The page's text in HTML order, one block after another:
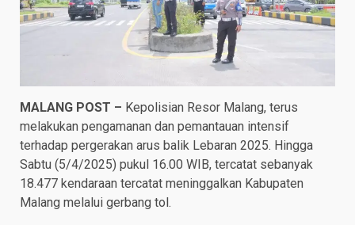
MALANG POST – Kepolisian Resor Malang, terus
melakukan pengamanan dan pemantauan intensif
terhadap pergerakan arus balik Lebaran 2025. Hingga
Sabtu (5/4/2025) pukul 16.00 WIB, tercatat sebanyak
18.477 kendaraan tercatat meninggalkan Kabupaten
Malang melalui gerbang tol.